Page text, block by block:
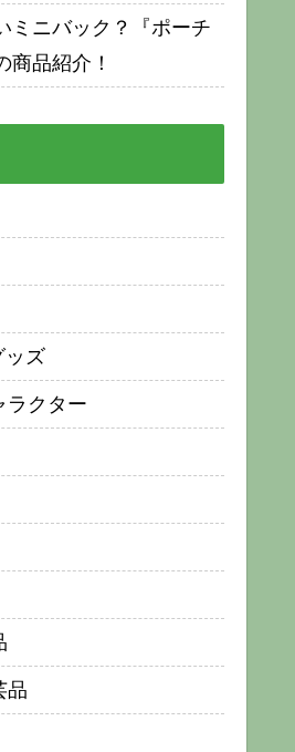
ニバック？『ポーチ
商品紹介！
ッズ
ラクター
品